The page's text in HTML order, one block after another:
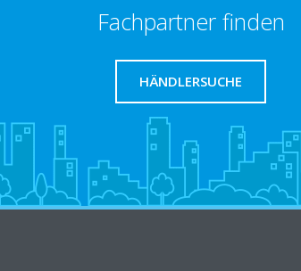
Fachpartner finden
HÄNDLERSUCHE